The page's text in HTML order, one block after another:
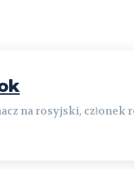
na rosyjski, członek